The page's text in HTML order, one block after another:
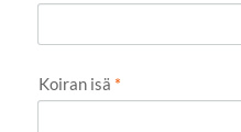
Koiran isä *